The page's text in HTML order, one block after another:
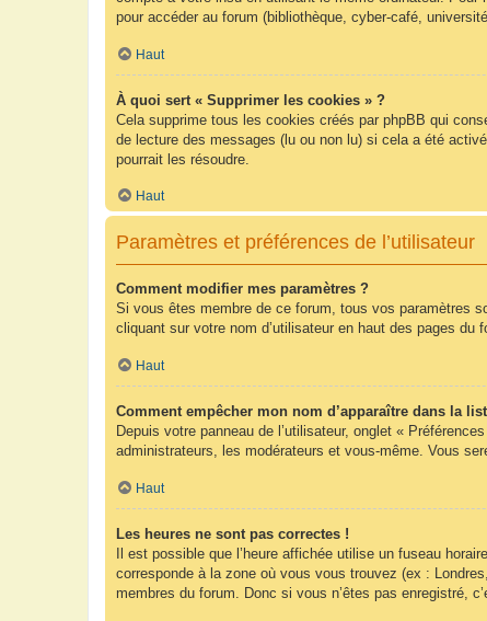
pour accéder au forum (bibliothèque, cyber-café,
Haut
À quoi sert « Supprimer les cookies » ?
Cela supprime tous les cookies créés par phpBB qui
de lecture des messages (lu ou non lu) si cela a été
pourrait les résoudre.
Haut
Paramètres et préférences de l’utilisateur
Comment modifier mes paramètres ?
Si vous êtes membre de ce forum, tous vos paramètres
cliquant sur votre nom d’utilisateur en haut des pages
Haut
Comment empêcher mon nom d’apparaître dans la
Depuis votre panneau de l’utilisateur, onglet «
administrateurs, les modérateurs et vous-même. Vous
Haut
Les heures ne sont pas correctes !
Il est possible que l’heure affichée utilise un fuseau
corresponde à la zone où vous vous trouvez (ex :
membres du forum. Donc si vous n’êtes pas enregistré,